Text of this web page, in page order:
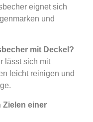
eignet sich
und
mit Deckel?
lässt sich mit
leicht reinigen und
Zielen einer